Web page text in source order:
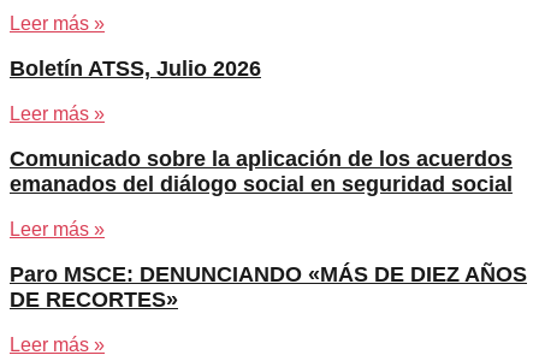
Leer más »
Boletín ATSS, Julio 2026
Leer más »
Comunicado sobre la aplicación de los acuerdos
emanados del diálogo social en seguridad social
Leer más »
Paro MSCE: DENUNCIANDO «MÁS DE DIEZ AÑOS
DE RECORTES»
Leer más »